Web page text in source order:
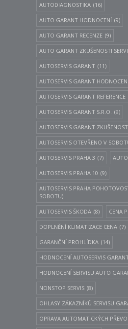
AUTODIAGNOSTIKA (16)
AUTO GARANT HODNOCENÍ (9)
AUTO GARANT RECENZE (9)
AUTO GARANT ZKUŠENOSTI
AUTOSERVIS GARANT (11)
AUTOSERVIS GARANT HODNOCENI
AUTOSERVIS GARANT REFERENCE
AUTOSERVIS GARANT S.R.O. (9)
AUTOSERVIS GARANT
AUTOSERVIS OTEVŘENO V
AUTOSERVIS PRAHA 3 (7)
AUTOSERVIS PRAHA 10 (9)
AUTOSERVIS PRAHA
SOBOTU)
AUTOSERVIS ŠKODA (8) CENA
DOPLNĚNÍ KLIMATIZACE CENA (7)
GARANČNÍ PROHLÍDKA (14)
HODNOCENÍ AUTOSERVIS
HODNOCENÍ SERVISU AUTO
NONSTOP SERVIS (8)
OHLASY ZÁKAZNÍKŮ SERVISU
OPRAVA AUTOMATICKÝCH